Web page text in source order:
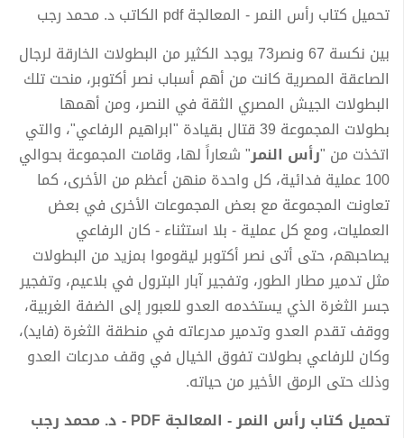
تحميل كتاب رأس النمر - المعالجة pdf الكاتب د. محمد رجب
بين نكسة 67 ونصر73 يوجد الكثير من البطولات الخارقة لرجال
الصاعقة المصرية كانت من أهم أسباب نصر أكتوبر، منحت تلك
البطولات الجيش المصري الثقة في النصر، ومن أهمها
بطولات المجموعة 39 قتال بقيادة "ابراهيم الرفاعي"، والتي
اتخذت من "رأس النمر" شعاراً لها، وقامت المجموعة بحوالي
100 عملية فدائية، كل واحدة منهن أعظم من الأخرى، كما
تعاونت المجموعة مع بعض المجموعات الأخرى في بعض
العمليات، ومع كل عملية - بلا استثناء - كان الرفاعي
يصاحبهم، حتى أتى نصر أكتوبر ليقوموا بمزيد من البطولات
مثل تدمير مطار الطور، وتفجير آبار البترول في بلاعيم، وتفجير
جسر الثغرة الذي يستخدمه العدو للعبور إلى الضفة الغربية،
ووقف تقدم العدو وتدمير مدرعاته في منطقة الثغرة (فايد)،
وكان للرفاعي بطولات تفوق الخيال في وقف مدرعات العدو
وذلك حتى الرمق الأخير من حياته.
تحميل كتاب رأس النمر - المعالجة PDF - د. محمد رجب